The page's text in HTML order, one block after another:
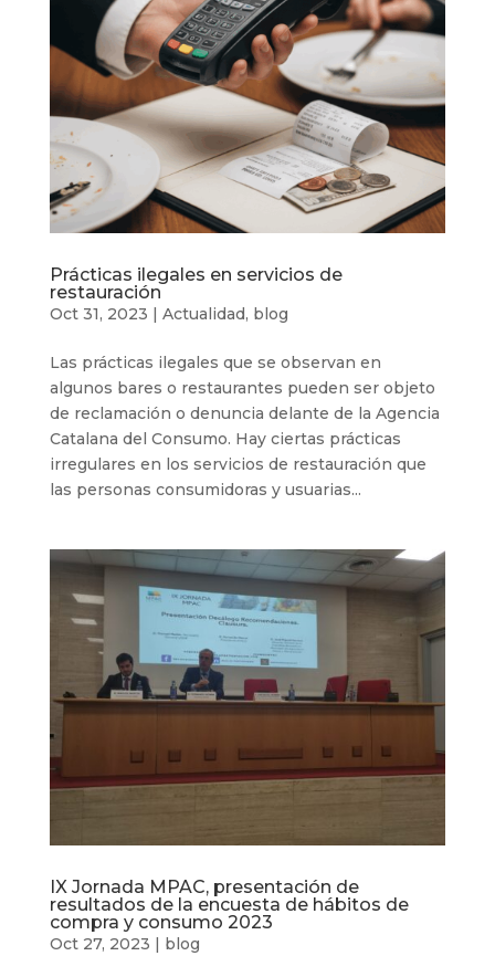
Prácticas ilegales en servicios de
restauración
Oct 31, 2023 | Actualidad, blog
Las prácticas ilegales que se observan en
algunos bares o restaurantes pueden ser objeto
de reclamación o denuncia delante de la Agencia
Catalana del Consumo. Hay ciertas prácticas
irregulares en los servicios de restauración que
las personas consumidoras y usuarias...
IX Jornada MPAC, presentación de
resultados de la encuesta de hábitos de
compra y consumo 2023
Oct 27, 2023 blog